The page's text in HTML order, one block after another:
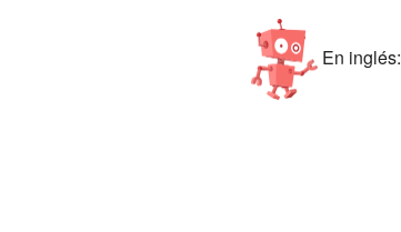
En inglés: